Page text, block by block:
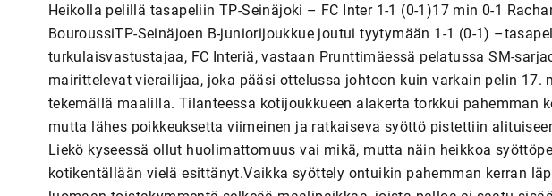
Heikolla pelillä tasapeliin TP-Seinäjoki – FC Inter 1-1 (0-1)17 min 0-1
BouroussiTP-Seinäjoen B-juniorijoukkue joutui tyytymään 1-1 (0-1)
turkulaisvastustajaa, FC Interiä, vastaan Prunttimäessä pelatussa SM-
mairittelevat vierailijaa, joka pääsi ottelussa johtoon kuin varkain pelin 17.
tekemällä maalilla. Tilanteessa kotijoukkueen alakerta torkkui pahemman
mutta lähes poikkeuksetta viimeinen ja ratkaiseva syöttö pistettiin
Liekö kyseessä ollut huolimattomuus vai mikä, mutta näin heikkoa
kotikentällään vielä esittänyt.Vaikka syöttely ontuikin pahemman kerran